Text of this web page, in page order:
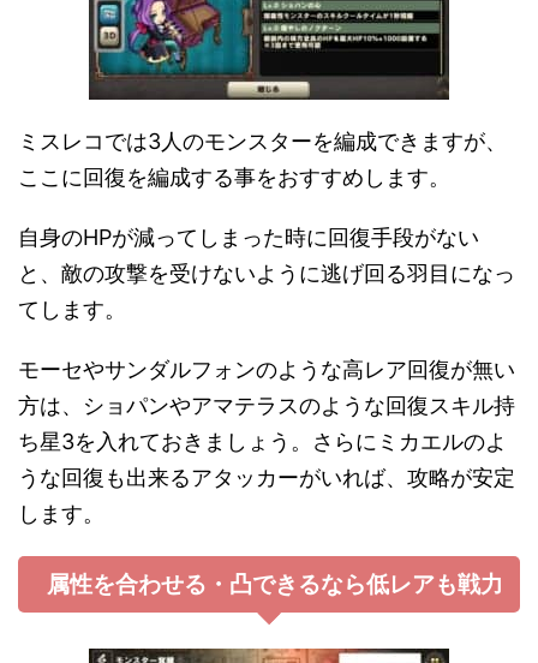
ミスレコでは3人のモンスターを編成できますが、
ここに回復を編成する事をおすすめします。
自身のHPが減ってしまった時に回復手段がない
と、敵の攻撃を受けないように逃げ回る羽目になっ
てします。
モーセやサンダルフォンのような高レア回復が無い
方は、ショパンやアマテラスのような回復スキル持
ち星3を入れておきましょう。さらにミカエルのよ
うな回復も出来るアタッカーがいれば、攻略が安定
します。
属性を合わせる・凸できるなら低レアも戦力